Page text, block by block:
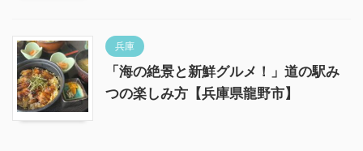
兵庫
「海の絶景と新鮮グルメ！」道の駅み
つの楽しみ方【兵庫県龍野市】